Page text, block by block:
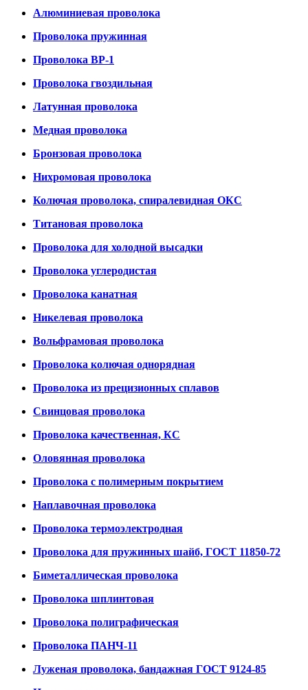
Алюминиевая проволока
Проволока пружинная
Проволока ВР-1
Проволока гвоздильная
Латунная проволока
Медная проволока
Бронзовая проволока
Нихромовая проволока
Колючая проволока, спиралевидная ОКС
Титановая проволока
Проволока для холодной высадки
Проволока углеродистая
Проволока канатная
Никелевая проволока
Вольфрамовая проволока
Проволока колючая однорядная
Проволока из прецизионных сплавов
Свинцовая проволока
Проволока качественная, КС
Оловянная проволока
Проволока с полимерным покрытием
Наплавочная проволока
Проволока термоэлектродная
Проволока для пружинных шайб, ГОСТ 11850-72
Биметаллическая проволока
Проволока шплинтовая
Проволока полиграфическая
Проволока ПАНЧ-11
Луженая проволока, бандажная ГОСТ 9124-85